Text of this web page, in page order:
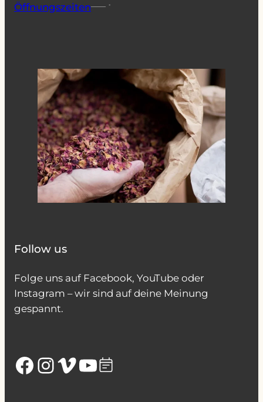
Öffnungszeiten
Follow us
Folge uns auf Facebook, YouTube oder
Instagram – wir sind auf deine Meinung
gespannt.
Facebook
Instagram
Vimeo
YouTube